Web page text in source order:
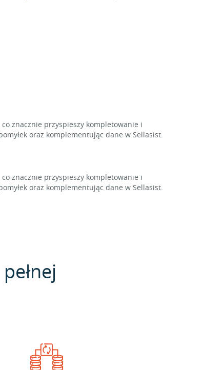
znacznie przyspieszy kompletowanie i
oraz komplementując dane w Sellasist.
znacznie przyspieszy kompletowanie i
oraz komplementując dane w Sellasist.